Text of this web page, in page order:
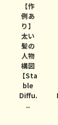
【作
例あ
り】
くせ
毛の
人物
構図
【Sta
ble
Diffu.
..